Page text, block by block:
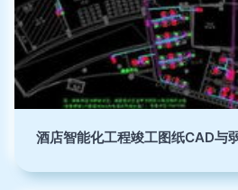
酒店智能化工程竣工图纸CAD与